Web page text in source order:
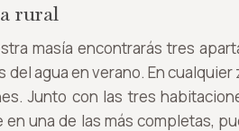
rural
masía encontrarás tres
agua en verano. En
Junto con las tres
en una de las más completas,